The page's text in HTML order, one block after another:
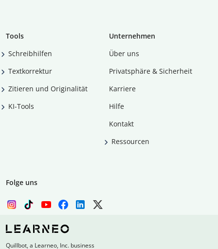
Tools
Schreibhilfen
Textkorrektur
Zitieren und Originalität
KI-Tools
Unternehmen
Über uns
Privatsphäre & Sicherheit
Karriere
Hilfe
Kontakt
Ressourcen
Folge uns
Quillbot, a Learneo, Inc. business